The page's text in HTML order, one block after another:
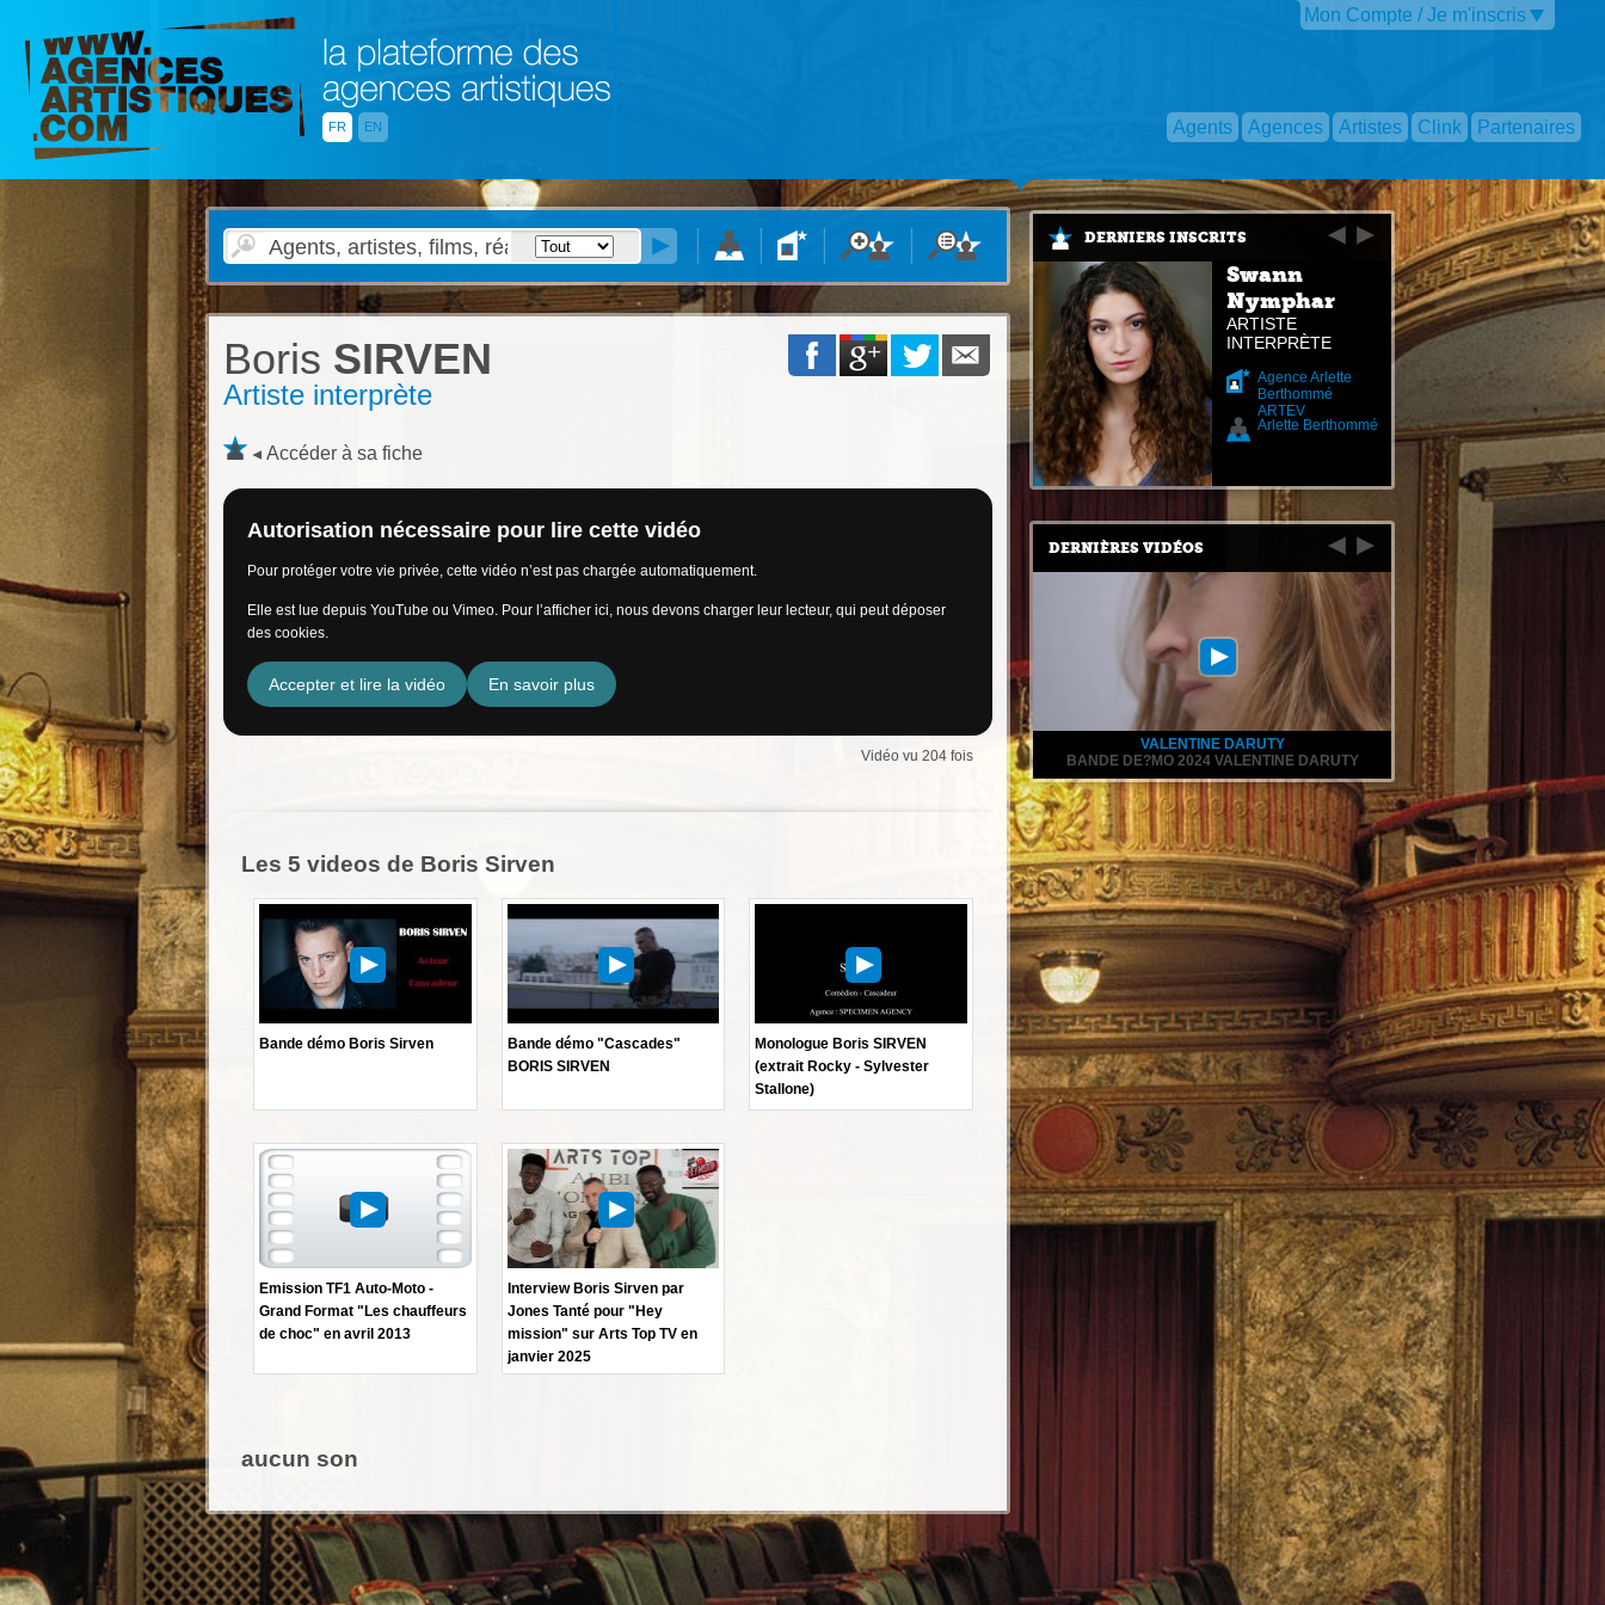
FR EN
Mon Compte / Je m'inscris
Agents Agences Artistes Clink Partenaires
Boris SIRVEN
Artiste interprète
Accéder à sa fiche
Autorisation nécessaire pour lire cette vidéo
Pour protéger votre vie privée, cette vidéo n’est pas chargée automatiquement.
Elle est lue depuis YouTube ou Vimeo. Pour l’afficher ici, nous devons charger leur lecteur, qui peut déposer
des cookies.
Accepter et lire la vidéo En savoir plus
Vidéo vu 204 fois
Les 5 videos de Boris Sirven
Bande démo Boris Sirven
Bande démo "Cascades"
BORIS SIRVEN
Monologue Boris SIRVEN
(extrait Rocky - Sylvester
Stallone)
Emission TF1 Auto-Moto -
Grand Format "Les chauffeurs
de choc" en avril 2013
Interview Boris Sirven par
Jones Tanté pour "Hey
mission" sur Arts Top TV en
janvier 2025
aucun son
DERNIERS INSCRITS
Swann
Nymphar
ARTISTE
INTERPRÈTE
Agence Arlette
Berthommé
ARTEV
Arlette Berthommé
DERNIÈRES VIDÉOS
VALENTINE DARUTY
BANDE DE?MO 2024 VALENTINE DARUTY